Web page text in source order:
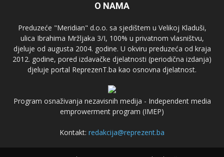
O NAMA
Preduzeće "Meridian" d.o.o. sa sjedištem u Velikoj Kladuši,
ulica Ibrahima Mržljaka 3/I, 100% u privatnom vlasništvu,
djeluje od augusta 2004. godine. U okviru preduzeća od kraja
2012. godine, pored izdavačke djelatnosti (periodična izdanja)
djeluje portal ReprezenT.ba kao osnovna djelatnost.
Program osnaživanja nezavisnih medija - Independent media
emprowerment program (IMEP)
Kontakt: redakcija@reprezent.ba